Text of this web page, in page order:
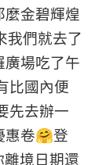
麼金碧輝煌
我們就去了
廣場吃了午
比國內便
先去辦一
惠卷🤗登
離境日期還